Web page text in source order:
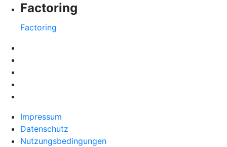
Factoring
Factoring
Impressum
Datenschutz
Nutzungsbedingungen